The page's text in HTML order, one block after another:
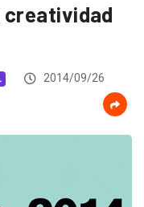
creatividad
2014/09/26